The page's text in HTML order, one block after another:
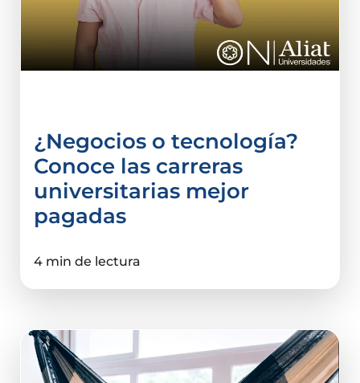
¿Negocios o tecnología?
Conoce las carreras
universitarias mejor
pagadas
4 min de lectura